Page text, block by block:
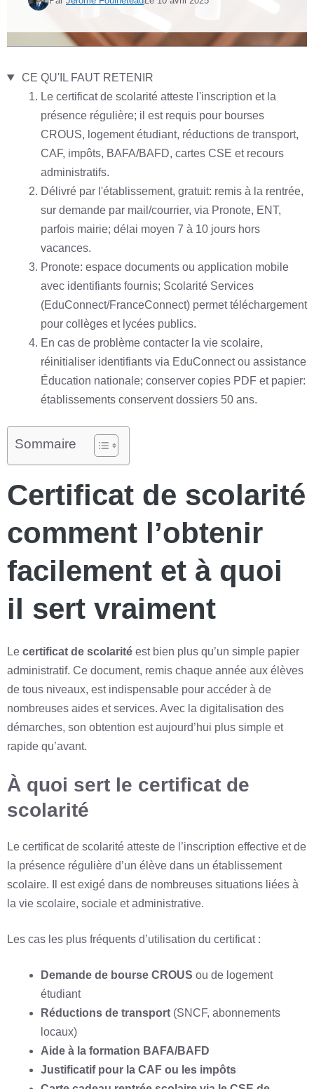
CE QU'IL FAUT RETENIR
Le certificat de scolarité atteste l'inscription et la
présence régulière; il est requis pour bourses
CROUS, logement étudiant, réductions de transport,
CAF, impôts, BAFA/BAFD, cartes CSE et recours
administratifs.
Délivré par l'établissement, gratuit: remis à la rentrée,
sur demande par mail/courrier, via Pronote, ENT,
parfois mairie; délai moyen 7 à 10 jours hors
vacances.
Pronote: espace documents ou application mobile
avec identifiants fournis; Scolarité Services
(EduConnect/FranceConnect) permet téléchargement
pour collèges et lycées publics.
En cas de problème contacter la vie scolaire,
réinitialiser identifiants via EduConnect ou assistance
Éducation nationale; conserver copies PDF et papier:
établissements conservent dossiers 50 ans.
Sommaire
Certificat de scolarité
comment l’obtenir
facilement et à quoi
il sert vraiment
Le certificat de scolarité est bien plus qu’un simple papier
administratif. Ce document, remis chaque année aux élèves
de tous niveaux, est indispensable pour accéder à de
nombreuses aides et services. Avec la digitalisation des
démarches, son obtention est aujourd’hui plus simple et
rapide qu’avant.
À quoi sert le certificat de
scolarité
Le certificat de scolarité atteste de l’inscription effective et de
la présence régulière d’un élève dans un établissement
scolaire. Il est exigé dans de nombreuses situations liées à
la vie scolaire, sociale et administrative.
Les cas les plus fréquents d’utilisation du certificat :
Demande de bourse CROUS ou de logement
étudiant
Réductions de transport (SNCF, abonnements
locaux)
Aide à la formation BAFA/BAFD
Justificatif pour la CAF ou les impôts